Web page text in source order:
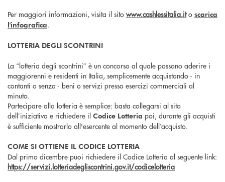
Per maggiori informazioni, visita il sitowww.cashlessitalia.ito scarica
l'infografica.
LOTTERIA DEGLI SCONTRINI
La “lotteria degli scontrini” è un concorso al quale possono aderire i
maggiorenni e residenti in Italia, semplicemente acquistando - in
contanti o senza - beni o servizi presso esercizi commerciali al
minuto.
Partecipare alla lotteria è semplice: basta collegarsi al sito
dell’iniziativa e richiedere il Codice Lotteria poi, durante gli acquisti
è sufficiente mostrarlo all'esercente al momento dell’acquisto.
COME SI OTTIENE IL CODICE LOTTERIA
Dal primo dicembre puoi richiedere il Codice Lotteria al seguente link:
https://servizi.lotteriadegliscontrini.gov.it/codicelotteria